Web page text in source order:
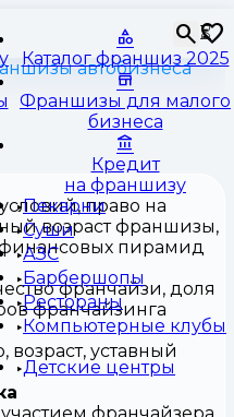
⏳
Каталог франшиз 2025
Франшизы для малого
бизнеса
Кредит
на франшизу
Пекарни
Суши
АЗС
Барбершопы
Рестораны
Компьютерные клубы
Детские центры
автобизнеса
право на
возраст франшизы,
пирамид
франчайзи, доля
франчайзинга
возраст, уставный